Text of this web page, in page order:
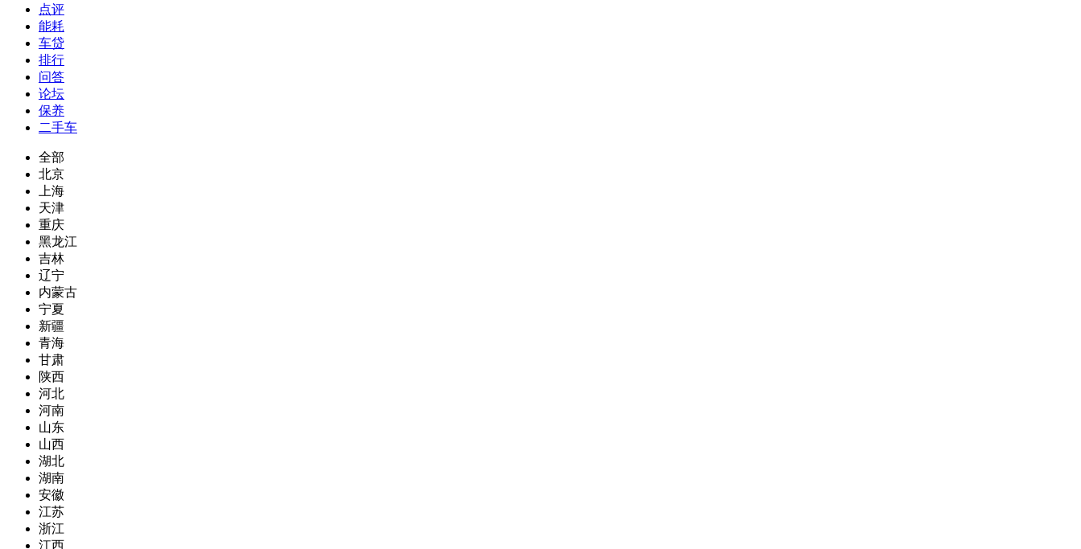
点评
能耗
车贷
排行
问答
论坛
保养
二手车
全部
北京
上海
天津
重庆
黑龙江
吉林
辽宁
内蒙古
宁夏
新疆
青海
甘肃
陕西
河北
河南
山东
山西
湖北
湖南
安徽
江苏
浙江
江西